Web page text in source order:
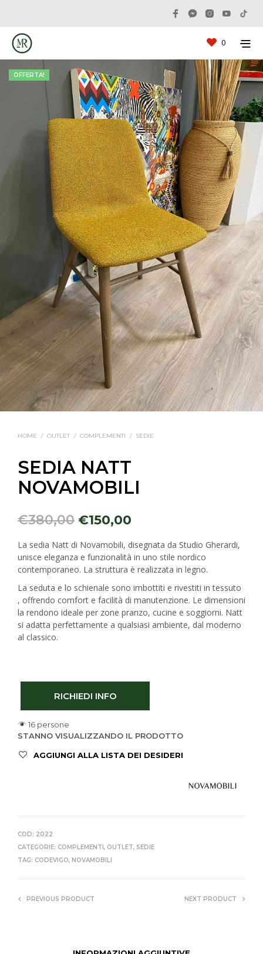
0
OFFERTA!
HOME / OUTLET / COMPLEMENTI / SEDIE
SEDIA NATT
NOVAMOBILI
€380,00 €150,00
La sedia Natt di Novamobili, disegnata da Studio Gherardi,
unisce eleganza e funzionalità in uno stile nordico
contemporaneo. La struttura è realizzata in legno.
La seduta e lo schienale sono imbottiti e rivestiti in tessuto
, offrendo comfort e facilità di manutenzione. Le dimensioni
la rendono ideale per zone pranzo, cucine e soggiorni. Natt
si adatta perfettamente a qualsiasi ambiente, dal moderno
al classico.
RICHIEDI INFO
16 persone
STANNO VISUALIZZANDO IL PRODOTTO
AGGIUNGI ALLA LISTA DEI DESIDERI
COD: 2022
CATEGORIE: COMPLEMENTI, OUTLET, SEDIE
TAG: CODEVIGO, NOVAMOBILI
PREVIOUS PRODUCT NEXT PRODUCT